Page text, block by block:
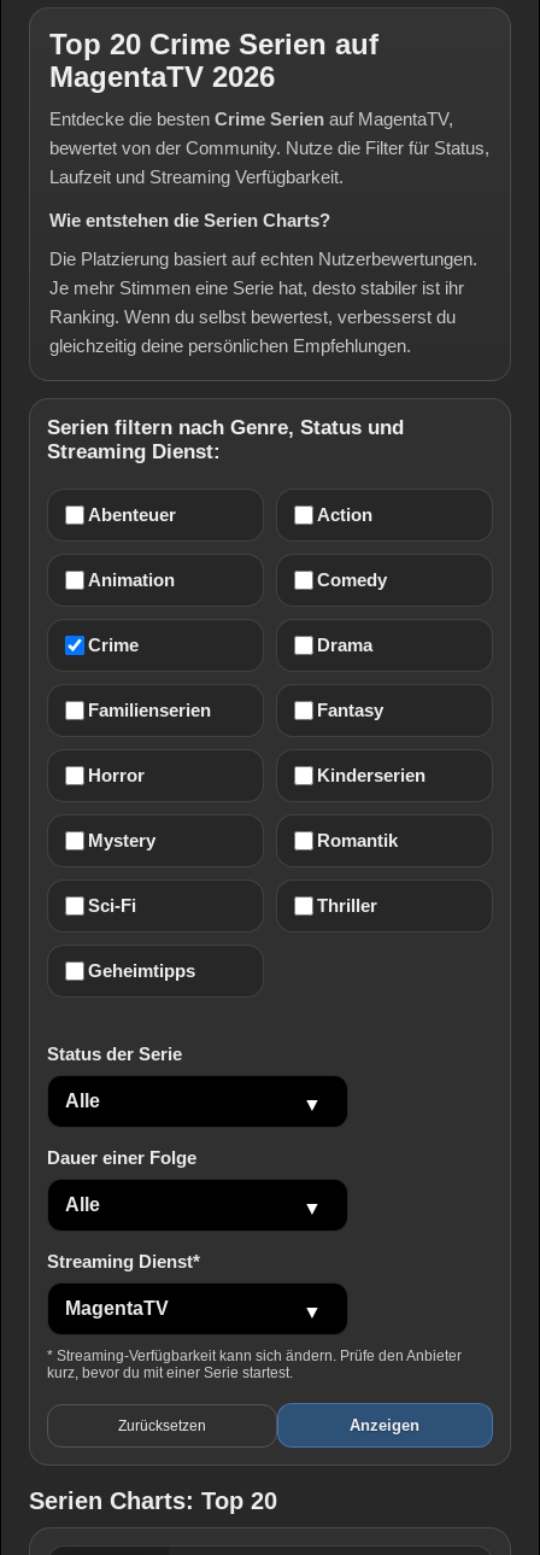
Top 20 Crime Serien auf
MagentaTV 2026
Entdecke die besten Crime Serien auf MagentaTV,
bewertet von der Community. Nutze die Filter für Status,
Laufzeit und Streaming Verfügbarkeit.
Wie entstehen die Serien Charts?
Die Platzierung basiert auf echten Nutzerbewertungen.
Je mehr Stimmen eine Serie hat, desto stabiler ist ihr
Ranking. Wenn du selbst bewertest, verbesserst du
gleichzeitig deine persönlichen Empfehlungen.
Serien filtern nach Genre, Status und
Streaming Dienst:
Abenteuer Action
Animation Comedy
Crime Drama
Familienserien Fantasy
Horror Kinderserien
Mystery Romantik
Sci-Fi Thriller
Geheimtipps
Status der Serie
Dauer einer Folge
Streaming Dienst*
* Streaming-Verfügbarkeit kann sich ändern. Prüfe den Anbieter
kurz, bevor du mit einer Serie startest.
Zurücksetzen Anzeigen
Serien Charts: Top 20